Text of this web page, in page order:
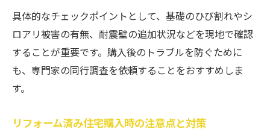
具体的なチェックポイントとして、基礎のひび割れやシ
ロアリ被害の有無、耐震壁の追加状況などを現地で確認
することが重要です。購入後のトラブルを防ぐために
も、専門家の同行調査を依頼することをおすすめしま
す。
リフォーム済み住宅購入時の注意点と対策